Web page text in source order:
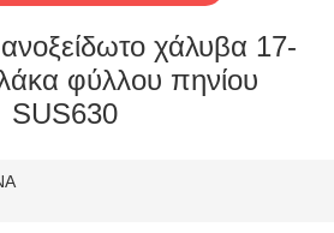
χάλυβα 17-
φύλλου πηνίου
SUS630